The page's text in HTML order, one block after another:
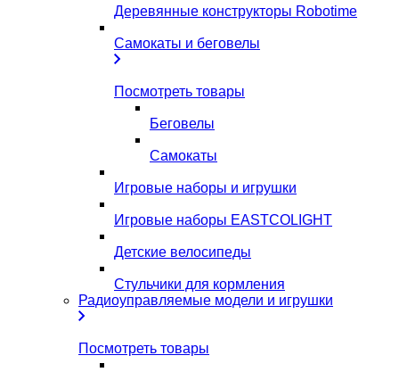
Деревянные конструкторы Robotime
Самокаты и беговелы
Посмотреть товары
Беговелы
Самокаты
Игровые наборы и игрушки
Игровые наборы EASTCOLIGHT
Детские велосипеды
Стульчики для кормления
Радиоуправляемые модели и игрушки
Посмотреть товары